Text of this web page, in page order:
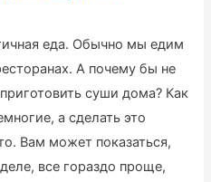
еда. Обычно мы едим
А почему бы не
суши дома? Как
а сделать это
Вам может показаться,
все гораздо проще,